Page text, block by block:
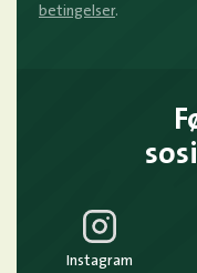
betingelser.
Instagram